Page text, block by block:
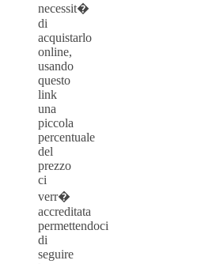
necessit�
di
acquistarlo
online,
usando
questo
link
una
piccola
percentuale
del
prezzo
ci
verr�
accreditata
permettendoci
di
seguire